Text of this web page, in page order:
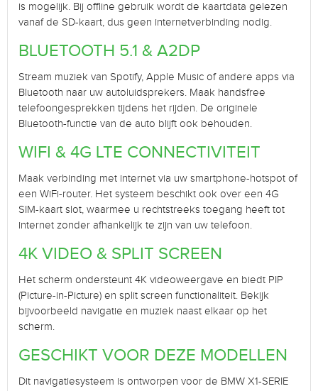
is mogelijk. Bij offline gebruik wordt de kaartdata gelezen
vanaf de SD-kaart, dus geen internetverbinding nodig.
BLUETOOTH 5.1 & A2DP
Stream muziek van Spotify, Apple Music of andere apps via
Bluetooth naar uw autoluidsprekers. Maak handsfree
telefoongesprekken tijdens het rijden. De originele
Bluetooth-functie van de auto blijft ook behouden.
WIFI & 4G LTE CONNECTIVITEIT
Maak verbinding met internet via uw smartphone-hotspot of
een WiFi-router. Het systeem beschikt ook over een 4G
SIM-kaart slot, waarmee u rechtstreeks toegang heeft tot
internet zonder afhankelijk te zijn van uw telefoon.
4K VIDEO & SPLIT SCREEN
Het scherm ondersteunt 4K videoweergave en biedt PIP
(Picture-in-Picture) en split screen functionaliteit. Bekijk
bijvoorbeeld navigatie en muziek naast elkaar op het
scherm.
GESCHIKT VOOR DEZE MODELLEN
Dit navigatiesysteem is ontworpen voor de BMW X1-SERIE